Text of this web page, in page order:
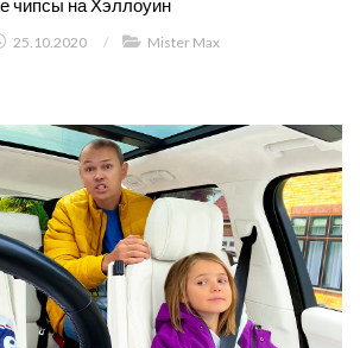
чипсы на Хэллоуин
25.10.2020 / Mister Max